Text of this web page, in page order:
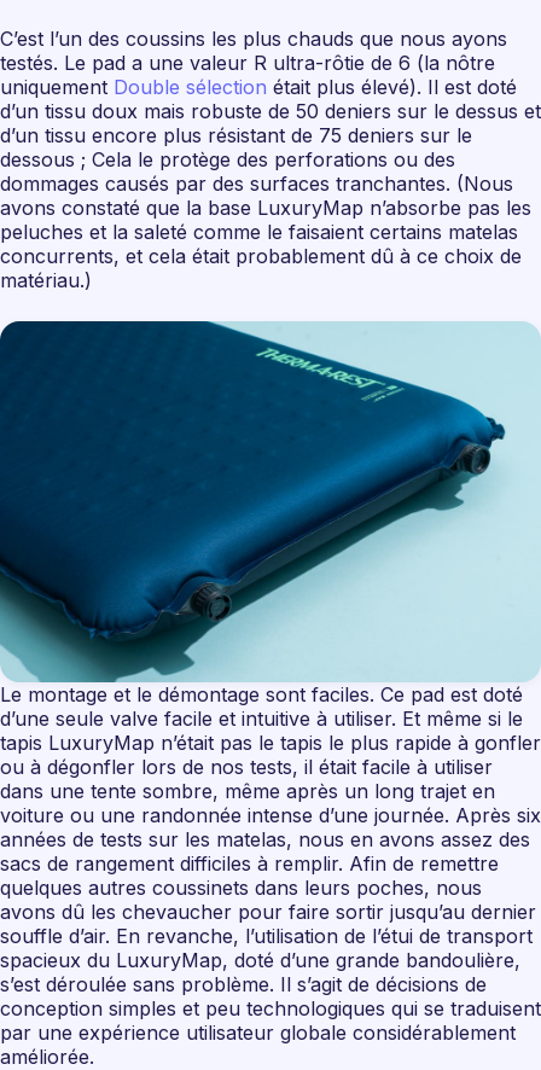
C’est l’un des coussins les plus chauds que nous ayons
testés. Le pad a une valeur R ultra-rôtie de 6 (la nôtre
uniquement Double sélection était plus élevé). Il est doté
d’un tissu doux mais robuste de 50 deniers sur le dessus et
d’un tissu encore plus résistant de 75 deniers sur le
dessous ; Cela le protège des perforations ou des
dommages causés par des surfaces tranchantes. (Nous
avons constaté que la base LuxuryMap n’absorbe pas les
peluches et la saleté comme le faisaient certains matelas
concurrents, et cela était probablement dû à ce choix de
matériau.)
Le montage et le démontage sont faciles. Ce pad est doté
d’une seule valve facile et intuitive à utiliser. Et même si le
tapis LuxuryMap n’était pas le tapis le plus rapide à gonfler
ou à dégonfler lors de nos tests, il était facile à utiliser
dans une tente sombre, même après un long trajet en
voiture ou une randonnée intense d’une journée. Après six
années de tests sur les matelas, nous en avons assez des
sacs de rangement difficiles à remplir. Afin de remettre
quelques autres coussinets dans leurs poches, nous
avons dû les chevaucher pour faire sortir jusqu’au dernier
souffle d’air. En revanche, l’utilisation de l’étui de transport
spacieux du LuxuryMap, doté d’une grande bandoulière,
s’est déroulée sans problème. Il s’agit de décisions de
conception simples et peu technologiques qui se traduisent
par une expérience utilisateur globale considérablement
améliorée.